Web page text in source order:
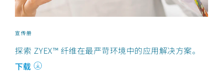
宣传册
探索 ZYEX™ 纤维在最严苛环境中的应用解决方案。
下载